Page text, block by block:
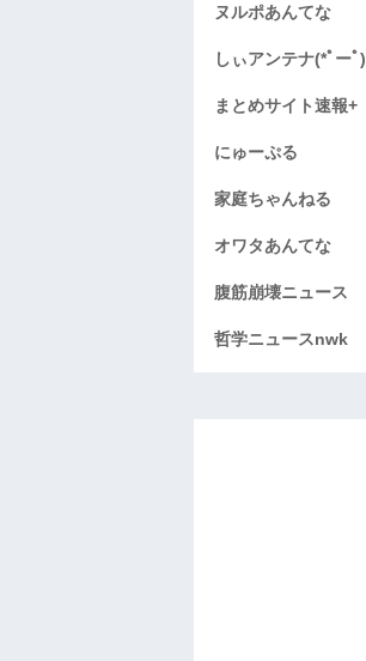
ヌルポあんてな
しぃアンテナ(*ﾟーﾟ)
まとめサイト速報+
にゅーぷる
家庭ちゃんねる
オワタあんてな
腹筋崩壊ニュース
哲学ニュースnwk